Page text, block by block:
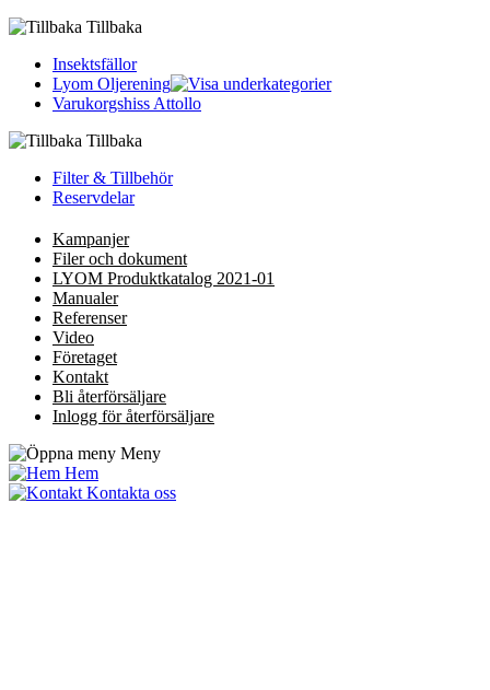
Tillbaka
Insektsfällor
Lyom Oljerening
Varukorgshiss Attollo
Tillbaka
Filter & Tillbehör
Reservdelar
Kampanjer
Filer och dokument
LYOM Produktkatalog 2021-01
Manualer
Referenser
Video
Företaget
Kontakt
Bli återförsäljare
Inlogg för återförsäljare
Meny
Hem
Kontakta oss